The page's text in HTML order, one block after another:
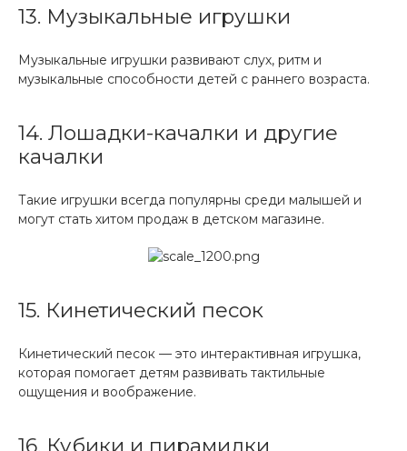
13. Музыкальные игрушки
Музыкальные игрушки развивают слух, ритм и
музыкальные способности детей с раннего возраста.
14. Лошадки-качалки и другие
качалки
Такие игрушки всегда популярны среди малышей и
могут стать хитом продаж в детском магазине.
15. Кинетический песок
Кинетический песок — это интерактивная игрушка,
которая помогает детям развивать тактильные
ощущения и воображение.
16. Кубики и пирамидки